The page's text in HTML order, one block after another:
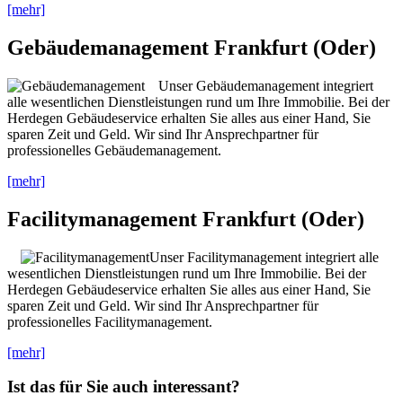
[mehr]
Gebäudemanagement Frankfurt (Oder)
Unser Gebäudemanagement integriert
alle wesentlichen Dienstleistungen rund um Ihre Immobilie. Bei der
Herdegen Gebäudeservice erhalten Sie alles aus einer Hand, Sie
sparen Zeit und Geld. Wir sind Ihr Ansprechpartner für
professionelles Gebäudemanagement.
[mehr]
Facilitymanagement Frankfurt (Oder)
Unser Facilitymanagement integriert alle
wesentlichen Dienstleistungen rund um Ihre Immobilie. Bei der
Herdegen Gebäudeservice erhalten Sie alles aus einer Hand, Sie
sparen Zeit und Geld. Wir sind Ihr Ansprechpartner für
professionelles Facilitymanagement.
[mehr]
Ist das für Sie auch interessant?